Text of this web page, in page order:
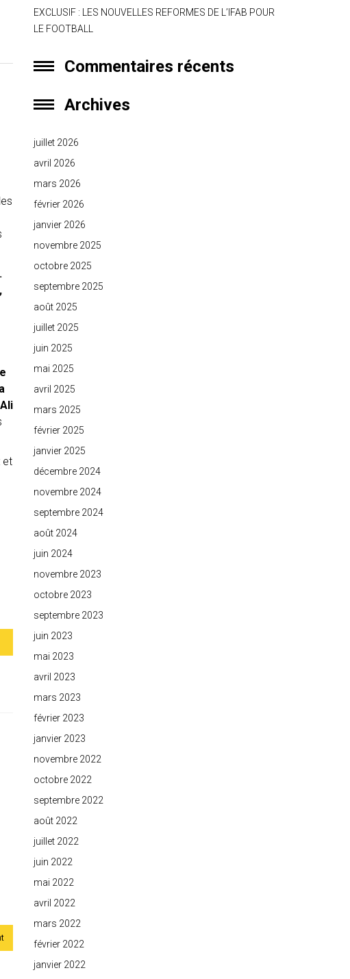
et
EXCLUSIF : LES NOUVELLES REFORMES DE L’IFAB POUR
LE FOOTBALL
Commentaires récents
Archives
juillet 2026
avril 2026
mars 2026
février 2026
janvier 2026
novembre 2025
octobre 2025
septembre 2025
août 2025
juillet 2025
juin 2025
mai 2025
avril 2025
mars 2025
février 2025
janvier 2025
décembre 2024
novembre 2024
septembre 2024
août 2024
juin 2024
novembre 2023
octobre 2023
septembre 2023
juin 2023
mai 2023
avril 2023
mars 2023
février 2023
janvier 2023
novembre 2022
octobre 2022
septembre 2022
août 2022
juillet 2022
juin 2022
mai 2022
avril 2022
mars 2022
février 2022
janvier 2022